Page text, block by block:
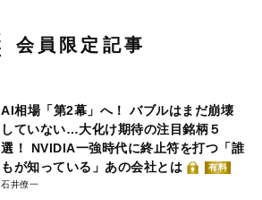
会員限定記事
AI相場「第2幕」へ！ バブルはまだ崩壊
していない…大化け期待の注目銘柄５
選！ NVIDIA一強時代に終止符を打つ「誰
もが知っている」あの会社とは
有料
石井僚一